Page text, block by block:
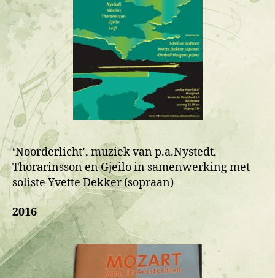
‘Noorderlicht’, muziek van p.a.Nystedt,
Thorarinsson en Gjeilo in samenwerking met
soliste Yvette Dekker (sopraan)
2016